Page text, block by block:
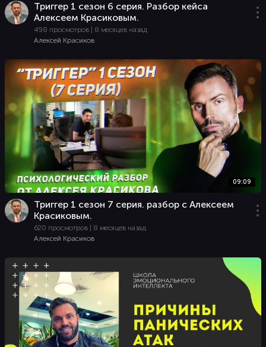
Триггер 1 сезон 6 серия. Разбор кейса
Алексеем Красиковым.
498 просмотров | 8 месяцев назад
Алексей Красиков
09:09
Триггер 1 сезон 7 серия. разбор с Алексеем
Красиковым.
620 просмотров | 8 месяцев назад
Алексей Красиков